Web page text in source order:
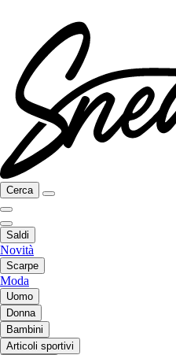
Cerca
Saldi
Novità
Scarpe
Moda
Uomo
Donna
Bambini
Articoli sportivi